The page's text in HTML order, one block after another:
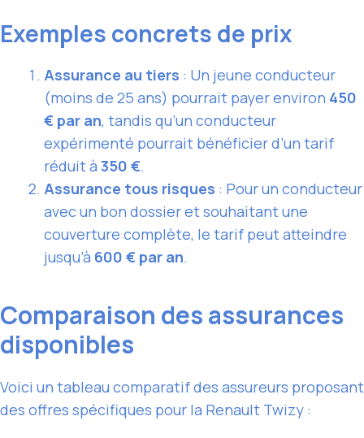
Exemples concrets de prix
Assurance au tiers : Un jeune conducteur
(moins de 25 ans) pourrait payer environ 450
€ par an, tandis qu’un conducteur
expérimenté pourrait bénéficier d’un tarif
réduit à 350 €.
Assurance tous risques : Pour un conducteur
avec un bon dossier et souhaitant une
couverture complète, le tarif peut atteindre
jusqu’à 600 € par an.
Comparaison des assurances
disponibles
Voici un tableau comparatif des assureurs proposant
des offres spécifiques pour la Renault Twizy :